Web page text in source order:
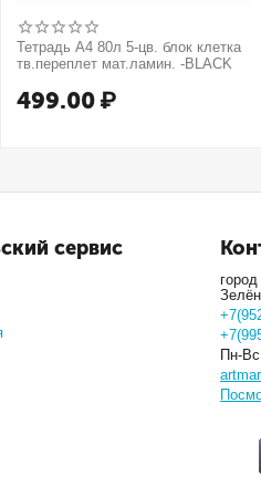
Тетрадь А4 80л 5-цв. блок клетка
тв.переплет мат.ламин. -BLACK
499.00 ₽
сервис
Пн-